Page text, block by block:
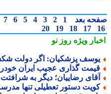
بعد 1
2
3
4
5
6
7
8
17
18
19
20
ویژهروز نو
پزشکیان: اگر دولت
گذاری عجیب ایران خودرو؛
رضاییان؛ دیگر به شرافتت
دستور تعطیلی تنها مدرسه